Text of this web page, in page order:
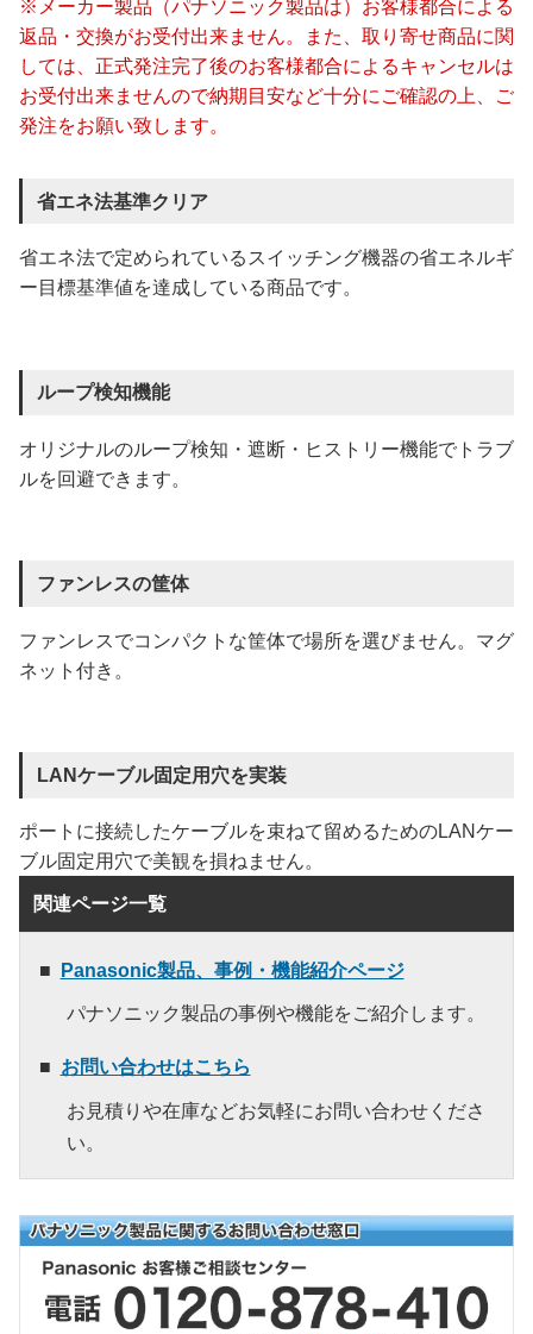
※メーカー製品（パナソニック製品は）お客様都合による
返品・交換がお受付出来ません。また、取り寄せ商品に関
しては、正式発注完了後のお客様都合によるキャンセルは
お受付出来ませんので納期目安など十分にご確認の上、ご
発注をお願い致します。
省エネ法基準クリア
省エネ法で定められているスイッチング機器の省エネルギ
ー目標基準値を達成している商品です。
ループ検知機能
オリジナルのループ検知・遮断・ヒストリー機能でトラブ
ルを回避できます。
ファンレスの筐体
ファンレスでコンパクトな筐体で場所を選びません。マグ
ネット付き。
LANケーブル固定用穴を実装
ポートに接続したケーブルを束ねて留めるためのLANケー
ブル固定用穴で美観を損ねません。
関連ページ一覧
Panasonic製品、事例・機能紹介ページ
パナソニック製品の事例や機能をご紹介します。
お問い合わせはこちら
お見積りや在庫などお気軽にお問い合わせくださ
い。